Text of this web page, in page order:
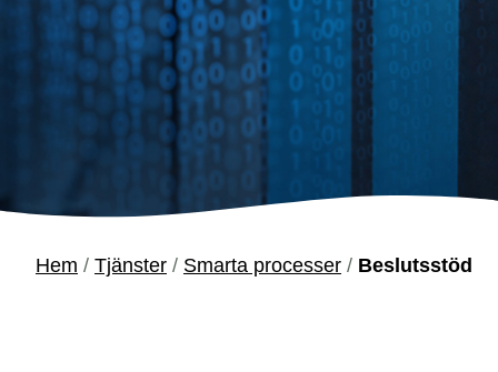
Hem / Tjänster / Smarta processer / Beslutsstöd